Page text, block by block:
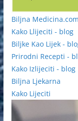
Biljna Medicina.com
Kako Llijeciti - blog
Biljke Kao Lijek -
Prirodni Recepti -
Kako Izlijeciti - blog
Biljna Ljekarna
Kako Lijeciti